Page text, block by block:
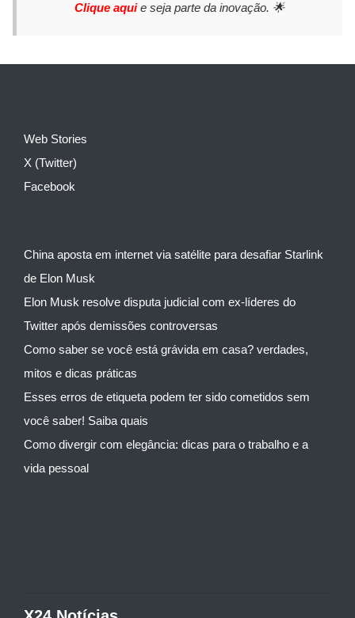
Clique aquie seja parte da inovação. 🌟
Web Stories
X (Twitter)
Facebook
China aposta em internet via satélite para desafiar Starlink
de Elon Musk
Elon Musk resolve disputa judicial com ex-líderes do
Twitter após demissões controversas
Como saber se você está grávida em casa? verdades,
mitos e dicas práticas
Esses erros de etiqueta podem ter sido cometidos sem
você saber! Saiba quais
Como divergir com elegância: dicas para o trabalho e a
vida pessoal